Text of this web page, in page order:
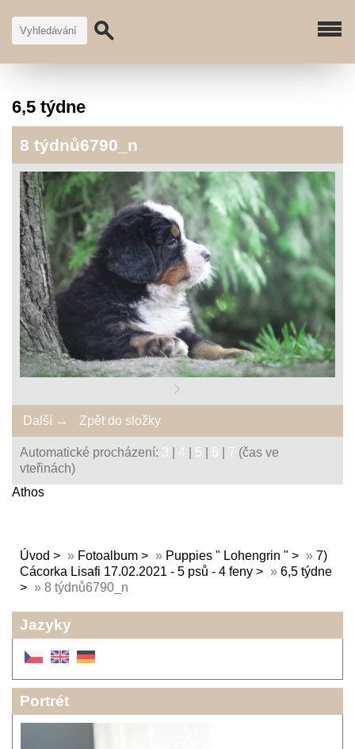
6,5 týdne
8 týdnů6790_n
Další → Zpět do složky
Automatické procházení: 3 4 5 6 7 (čas ve
vteřinách)
Athos
Úvod » Fotoalbum » Puppies " Lohengrin " » 7)
Cácorka Lisafi 17.02.2021 - 5 psů - 4 feny
» 6,5 týdne
» 8 týdnů6790_n
Jazyky
Portrét